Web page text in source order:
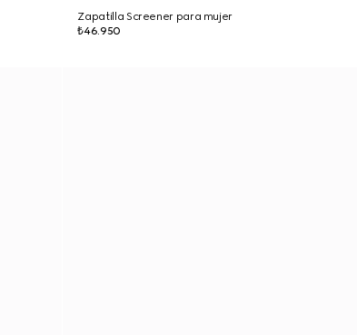
Zapatilla Screener para mujer
₺46.950